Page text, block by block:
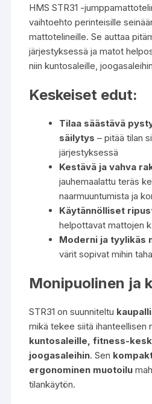
HMS STR31 -
vaihtoehto perinteisille
mattotelineille. Se auttaa
järjestyksessä ja matot
niin kuntosaleille,
Keskeiset edut:
Tilaa säästävä
säilytys – pitää tilan
järjestyksessä
Kestävä ja vahva
jauhemaalattu teräs
naarmuuntumista ja
Käytännölliset
helpottavat mattojen
Moderni ja tyylikäs
värit sopivat mihin
Monipuolinen ja
STR31 on suunniteltu
mikä tekee siitä ihanteellisen
kuntosaleille, fitness-
joogasaleihin. Sen
ergonominen muotoilu
tilankäytön.